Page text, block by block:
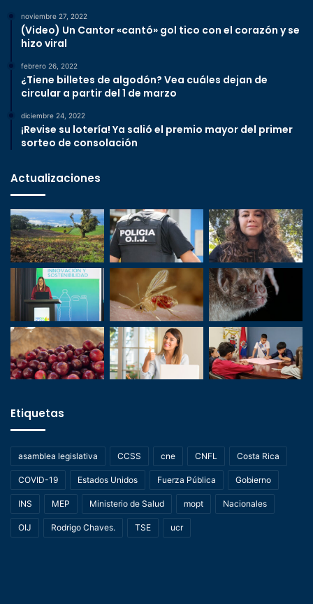
noviembre 27, 2022
(Video) Un Cantor «cantó» gol tico con el corazón y se
hizo viral
febrero 26, 2022
¿Tiene billetes de algodón? Vea cuáles dejan de
circular a partir del 1 de marzo
diciembre 24, 2022
¡Revise su lotería! Ya salió el premio mayor del primer
sorteo de consolación
Actualizaciones
Etiquetas
asamblea legislativa CCSS cne CNFL Costa Rica
COVID-19 Estados Unidos Fuerza Pública Gobierno
INS MEP Ministerio de Salud mopt Nacionales
OIJ Rodrigo Chaves. TSE ucr